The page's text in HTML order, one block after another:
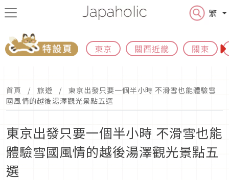
繁
東京 關西近畿 關東
首頁 旅遊
東京出發只要一個半小時 不滑雪也能體驗雪
國風情的越後湯澤觀光景點五選
東京出發只要一個半小時 不滑雪也能
體驗雪國風情的越後湯澤觀光景點五
選